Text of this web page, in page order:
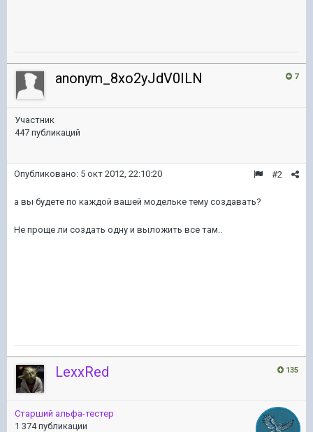
7
anonym_8xo2yJdV0ILN
Участник
447 публикаций
#2
Опубликовано: 5 окт 2012, 22:10:20
а вы будете по каждой вашей модельке тему создавать?
Не проще ли создать одну и выложить все там..
135
LexxRed
Старший альфа-тестер
1 374 публикации